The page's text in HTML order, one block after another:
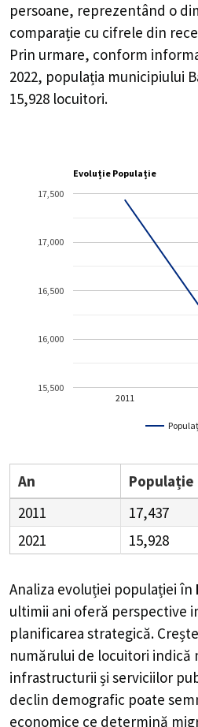
persoane, reprezentând o
comparație cu cifrele din
Prin urmare, conform
2022, populația municipiului
15,928 locuitori.
Evoluție Populație
2011
15,500
16,000
16,500
17,000
17,500
An Populație
2011
17,437
2021
15,928
Analiza evoluției populației în
ultimii ani oferă perspective
planificarea strategică.
numărului de locuitori indică
infrastructurii și serviciilor
declin demografic poate
economice ce determină